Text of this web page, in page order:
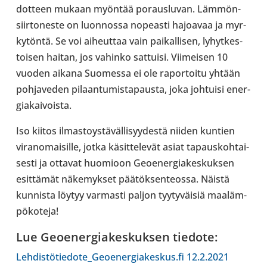
dot­teen mukaan myöntää poraus­lu­van. Läm­mön­
siir­to­neste on luon­nossa nopeasti hajoa­vaa ja myr­
ky­töntä. Se voi aiheut­taa vain pai­kal­li­sen, lyhyt­kes­
toi­sen haitan, jos vahinko sat­tuisi. Vii­mei­sen 10
vuoden aikana Suo­messa ei ole rapor­toitu yhtään
poh­ja­ve­den pilaan­tu­mis­ta­pausta, joka joh­tuisi ener­
gia­kai­voista.
Iso kiitos ilmas­to­ys­tä­väl­li­syy­destä niiden kuntien
viran­omai­sille, jotka käsit­te­le­vät asiat tapaus­koh­tai­
sesti ja ottavat huo­mioon Geoe­ner­gia­kes­kuk­sen
esit­tä­mät näke­myk­set pää­tök­sen­teossa. Näistä
kun­nista löytyy var­masti paljon tyy­ty­väi­siä maa­läm­
pö­ko­teja!
Lue Geoe­ner­gia­kes­kuk­sen tiedote:
Leh­dis­tö­tie­dote_Geoe­ner­gia­kes­kus.fi 12.2.2021